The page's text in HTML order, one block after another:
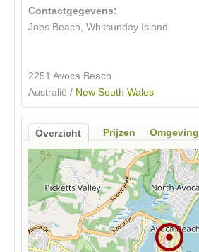
Contactgegevens:
Joes Beach, Whitsunday Island
2251 Avoca Beach
Australië / New South Wales
Overzicht Prijzen Omgeving